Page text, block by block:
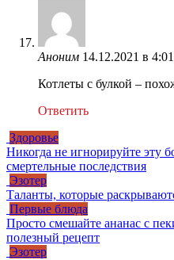
Аноним 14.12.2021 в
Котлеты с булкой –
Ответить
Здоровье
Никогда не игнорируйте эту
смертельные последствия
Эзотер
Таланты, которые
Первые блюда
Просто смешайте ананас с
полезный рецепт
Эзотер